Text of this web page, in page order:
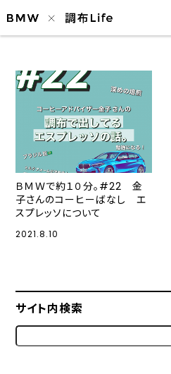
ＢＭＷで約１０分。#22 金
子さんのコーヒーばなし エ
スプレッソについて
2021.8.10
サイト内検索